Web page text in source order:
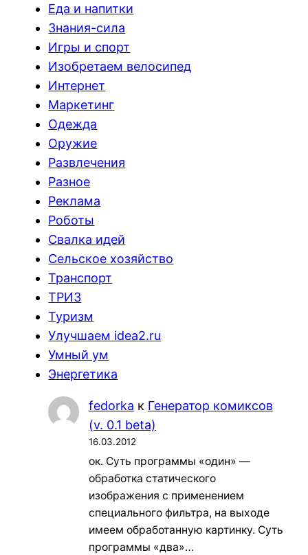
Еда и напитки
Знания-сила
Игры и спорт
Изобретаем велосипед
Интернет
Маркетинг
Одежда
Оружие
Развлечения
Разное
Реклама
Роботы
Свалка идей
Сельское хозяйство
Транспорт
ТРИЗ
Туризм
Улучшаем idea2.ru
Умный ум
Энергетика
fedorka к Генератор комиксов
(v. 0.1 beta)
16.03.2012
ок. Суть программы «один» —
обработка статического
изображения с применением
специального фильтра, на выходе
имеем обработанную картинку. Суть
программы «два»…